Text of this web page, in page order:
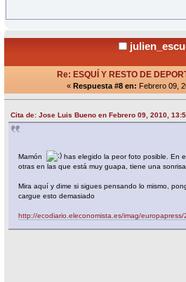
Re: ESQUÍ Y RESTO DE
« Respuesta #8 en: Febrero 09,
Cita de: Jose Luis Bueno en Febrero 09, 2010,
Mamón
has elegido la peor foto posible. En
otras en las que está muy guapa, tiene una sonrisa
Mira aquí y dime si sigues pensando lo mismo,
cargue esto demasiado
http://ecodiario.eleconomista.es/imag/